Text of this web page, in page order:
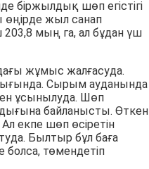
біржылдық шөп егістігі
жыл санап
мың га, ал бұдан үш
жұмыс жалғасуда.
Сырым ауданында
ұсынылуда. Шөп
байланысты. Өткен
екпе шөп өсіретін
Былтыр бұл баға
төмендетіп